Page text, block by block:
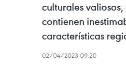
culturales
contienen
características
02/04/2023 09:20